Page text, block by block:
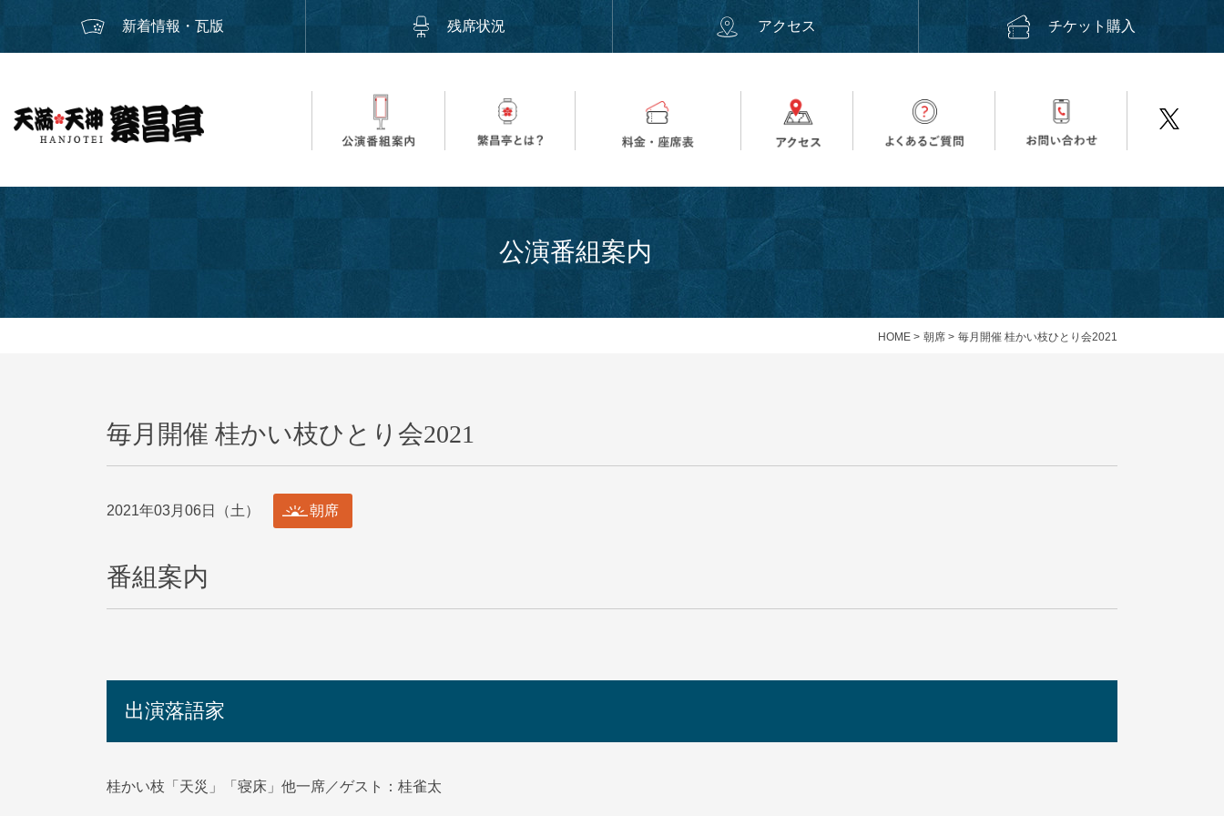
新着情報・瓦版 残席状況 アクセス チケット購入
公演番組案内
HOME > 朝席 > 毎月開催 桂かい枝ひとり会2021
毎月開催 桂かい枝ひとり会2021
2021年03月06日（土） 朝席
番組案内
出演落語家
桂かい枝「天災」「寝床」他一席／ゲスト：桂雀太